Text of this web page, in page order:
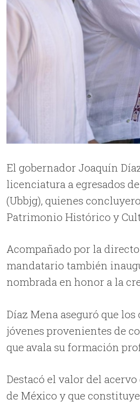
El gobernador Joaquín
licenciatura a egresados
(Ubbjg), quienes
Patrimonio Histórico y
Acompañado por la
mandatario también
nombrada en honor a la
Díaz Mena aseguró que
jóvenes provenientes de
que avala su formación
Destacó el valor del
de México y que